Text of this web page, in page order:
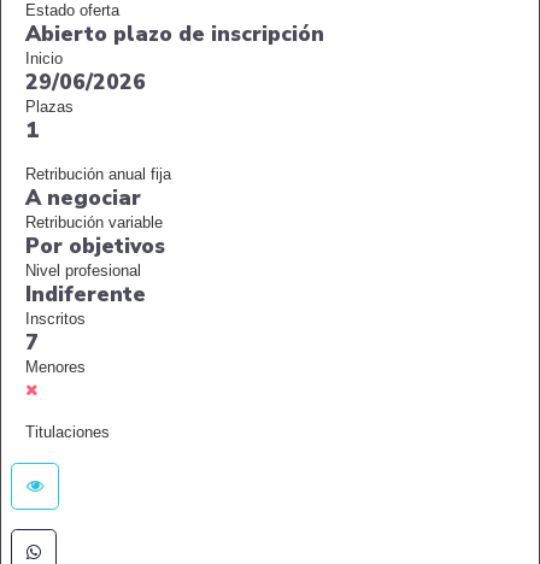
Estado oferta
Abierto plazo de inscripción
Inicio
29/06/2026
Plazas
1
Retribución anual fija
A negociar
Retribución variable
Por objetivos
Nivel profesional
Indiferente
Inscritos
7
Menores
Titulaciones